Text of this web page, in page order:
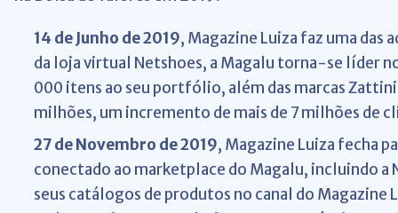
14 de Junho de 2019, Magazine Luiza faz uma das
da loja virtual Netshoes, a Magalu torna-se líder
000 itens ao seu portfólio, além das marcas
milhões, um incremento de mais de 7 milhões de
27 de Novembro de 2019, Magazine Luiza fecha
conectado ao marketplace do Magalu, incluindo
seus catálogos de produtos no canal do Magazine